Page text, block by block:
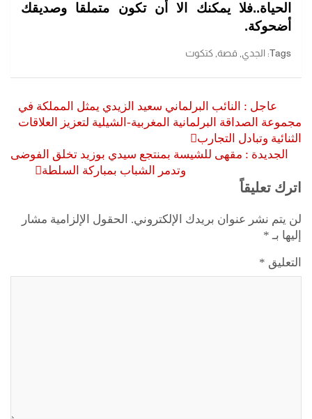
الحياة..فلا يمكنك الا أن تكون متملقا وصديقك
أضحوكة.
Tags: الجدي, قصة, كتكوت
تصفّح
المقالات
عاجل : النائب البرلماني سعيد الزيدي يمثل المملكة في
مجموعة الصداقة البرلمانية المغربية-الشيلية لتعزيز العلاقات
الثنائية وتبادل التجارب
الجديدة : مقهى للشيسة بمنتجع سيدي بوزيد تخلق الفوضى
وتدمر الشباب بمباركة السلطة
اترك تعليقاً
لن يتم نشر عنوان بريدك الإلكتروني. الحقول الإلزامية مشار
إليها بـ *
التعليق *